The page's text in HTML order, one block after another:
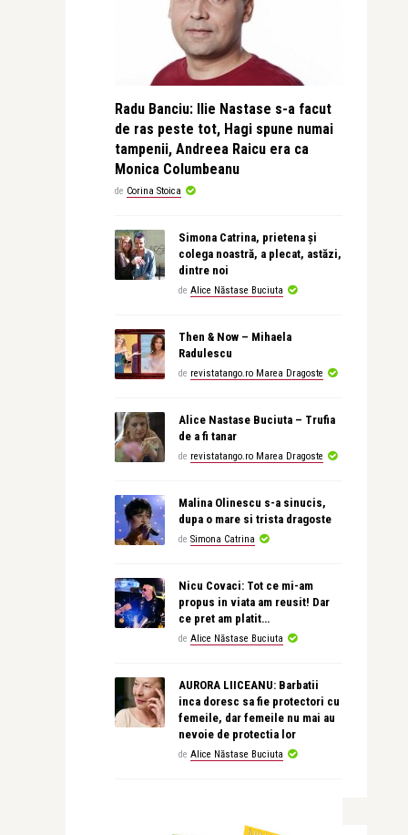
Radu Banciu: Ilie Nastase s-a facut
de ras peste tot, Hagi spune numai
tampenii, Andreea Raicu era ca
Monica Columbeanu
de Corina Stoica
Simona Catrina, prietena și
colega noastră, a plecat, astăzi,
dintre noi
de Alice Năstase Buciuta
Then & Now – Mihaela
Radulescu
de revistatango.ro Marea Dragoste
Alice Nastase Buciuta – Trufia
de a fi tanar
de revistatango.ro Marea Dragoste
Malina Olinescu s-a sinucis,
dupa o mare si trista dragoste
de Simona Catrina
Nicu Covaci: Tot ce mi-am
propus in viata am reusit! Dar
ce pret am platit…
de Alice Năstase Buciuta
AURORA LIICEANU: Barbatii
inca doresc sa fie protectori cu
femeile, dar femeile nu mai au
nevoie de protectia lor
de Alice Năstase Buciuta